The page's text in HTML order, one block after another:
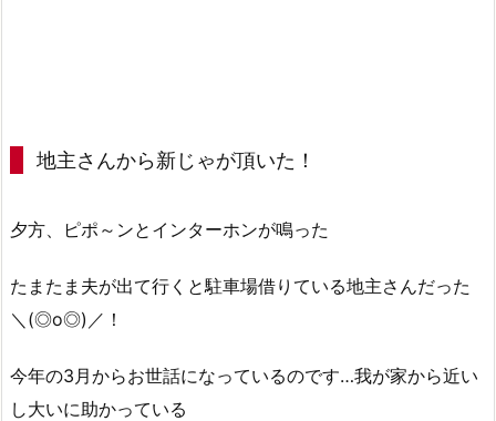
地主さんから新じゃが頂いた！
夕方、ピポ～ンとインターホンが鳴った
たまたま夫が出て行くと駐車場借りている地主さんだった
＼(◎o◎)／！
今年の3月からお世話になっているのです…我が家から近い
し大いに助かっている